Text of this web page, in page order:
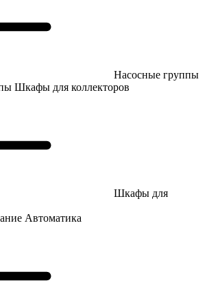
Насосные группы
Шкафы для коллекторов
Шкафы для
Автоматика